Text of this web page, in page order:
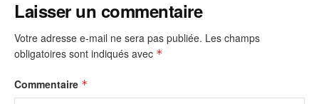
Laisser un commentaire
Votre adresse e-mail ne sera pas publiée. Les champs
obligatoires sont indiqués avec *
Commentaire *